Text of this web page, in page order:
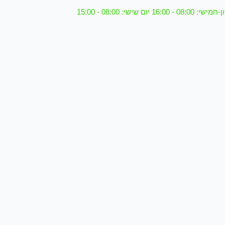
- 16:00 יום שישי: 08:00 - 15:00